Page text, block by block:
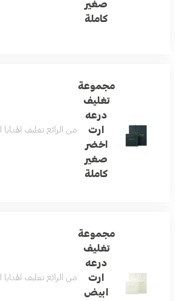
صغير
كاملة
مجموعة
تغليف
درعه
ارت
اخضر
صغير
كاملة
من الرائع تغليف
مجموعة
تغليف
درعه
ارت
ابيض
من الرائع تغليف